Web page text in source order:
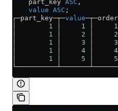
    part_key
ASC ,
    value
ASC ;
┌─part_key─┬─value
1 1 1
1 2 2
1 3 3
1 4 4
1 5 5